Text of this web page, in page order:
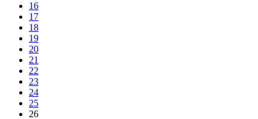
16
17
18
19
20
21
22
23
24
25
26